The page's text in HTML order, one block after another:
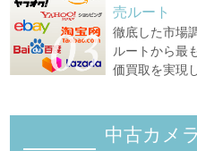
売ルート
徹底した市場
ルートから最
価買取を実現
中古カメ